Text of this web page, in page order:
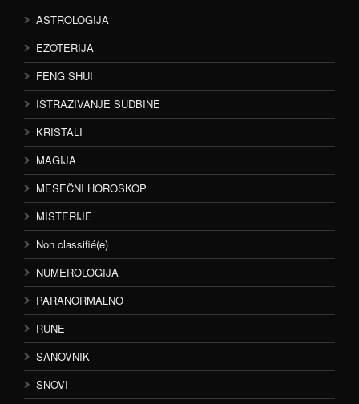
ASTROLOGIJA
EZOTERIJA
FENG SHUI
ISTRAŽIVANJE SUDBINE
KRISTALI
MAGIJA
MESEČNI HOROSKOP
MISTERIJE
Non classifié(e)
NUMEROLOGIJA
PARANORMALNO
RUNE
SANOVNIK
SNOVI